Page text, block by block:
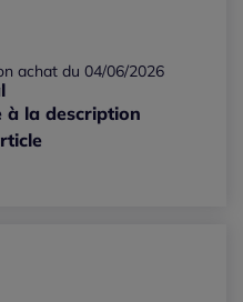
achat du 04/06/2026
à la description